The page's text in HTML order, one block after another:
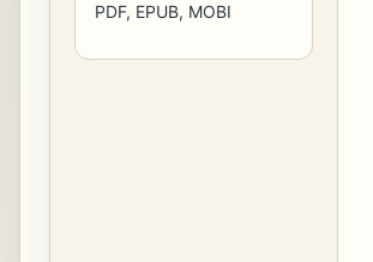
PDF, EPUB, MOBI